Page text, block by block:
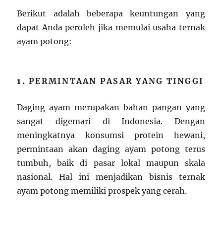
Berikut adalah beberapa keuntungan yang
dapat Anda peroleh jika memulai usaha ternak
ayam potong:
1.PERMINTAAN PASAR YANG TINGGI
Daging ayam merupakan bahan pangan yang
sangat digemari di Indonesia. Dengan
meningkatnya konsumsi protein hewani,
permintaan akan daging ayam potong terus
tumbuh, baik di pasar lokal maupun skala
nasional. Hal ini menjadikan bisnis ternak
ayam potong memiliki prospek yang cerah.